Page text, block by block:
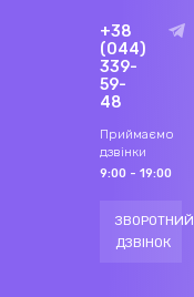
+38
(044)
339-
59-
48
Приймаємо
дзвінки
9:00 - 19:00
ЗВОРОТНИЙ
ДЗВІНОК